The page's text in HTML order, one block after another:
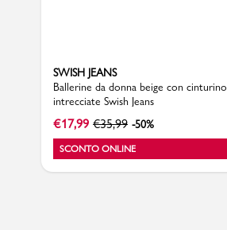
Accedi | Registrati
Carrello
SWISH JEANS
Ballerine da donna beige con cinturino
intrecciate Swish Jeans
€17,99 €35,99 -50%
SCONTO ONLINE